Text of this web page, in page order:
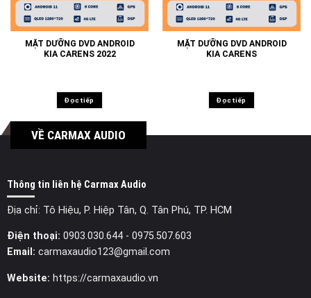
MẶT DƯỠNG DVD ANDROID
KIA CARENS 2022
Đọc tiếp
MẶT DƯỠNG DVD ANDROID
KIA CARENS
Đọc tiếp
VỀ CARMAX AUDIO
Thông tin liên hệ Carmax Audio
Địa chỉ: Tô Hiệu, P. Hiệp Tân, Q. Tân Phú, TP. HCM
Điện thoại: 0903.030.644- 0975.507.603
Email: carmaxaudio123@gmail.com
Website: https://carmaxaudio.vn